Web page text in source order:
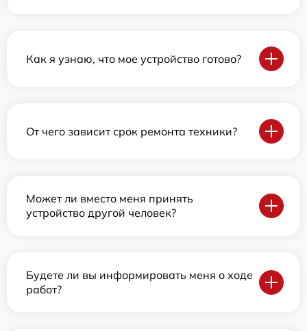
Как я узнаю, что мое устройство готово?
От чего зависит срок ремонта техники?
Может ли вместо меня принять
устройство другой человек?
Будете ли вы информировать меня о ходе
работ?